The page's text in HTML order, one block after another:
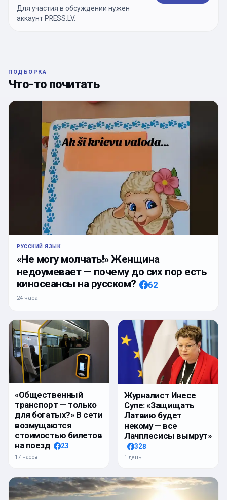
Для участия в обсуждении нужен
аккаунт PRESS.LV.
ПОДБОРКА
Что-то почитать
РУССКИЙ ЯЗЫК
«Не могу молчать!» Женщина
недоумевает — почему до сих пор есть
киносеансы на русском?
62
24 часа
«Общественный
транспорт — только
для богатых?» В сети
возмущаются
стоимостью билетов
на поезд
23
17 часов
Журналист Инесе
Супе: «Защищать
Латвию будет
некому — все
Лачплесисы вымрут»
328
1 день